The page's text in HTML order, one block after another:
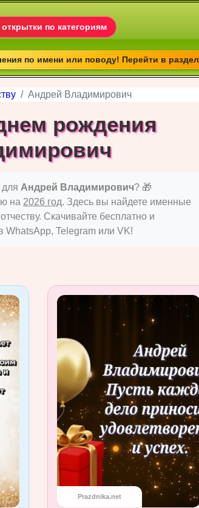
по категориям
по имени или поводу! Перейти в раздел
Андрей Владимирович
рождения
Андрей Владимирович? 🎁
на 2026 год. Здесь вы найдете именные
Скачивайте бесплатно и
WhatsApp, Telegram или VK!
Prazdnika.net